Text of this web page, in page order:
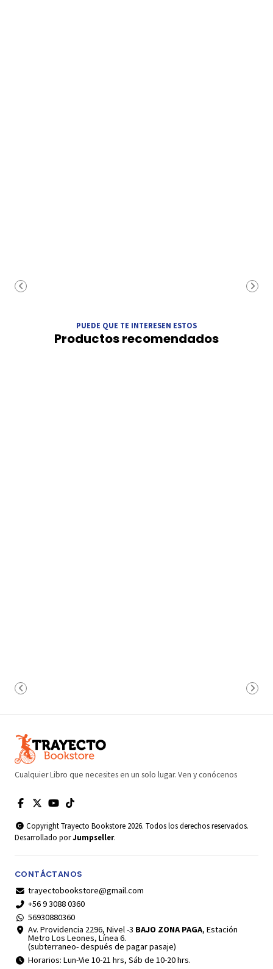
PUEDE QUE TE INTERESEN ESTOS
Productos recomendados
Cualquier Libro que necesites en un solo lugar. Ven y conócenos
Copyright Trayecto Bookstore 2026. Todos los derechos reservados.
Desarrollado porJumpseller.
CONTÁCTANOS
trayectobookstore@gmail.com
+56 9 3088 0360
56930880360
Av. Providencia 2296, Nivel -3 BAJO ZONA PAGA, Estación
Metro Los Leones, Línea 6.
(subterraneo- después de pagar pasaje)
Horarios: Lun-Vie 10-21 hrs, Sáb de 10-20 hrs.